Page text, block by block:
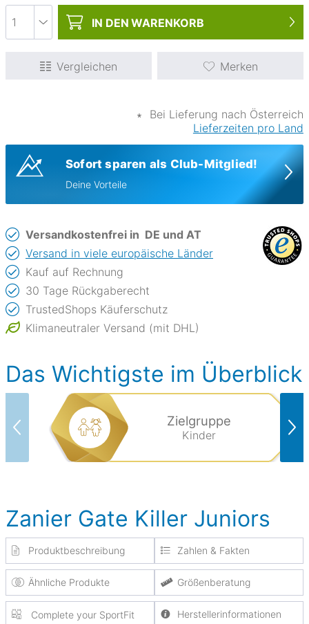
IN DEN WARENKORB
Vergleichen Merken
∗
Bei Lieferung nach Österreich
Lieferzeiten pro Land
Sofort sparen als Club-Mitglied!
Deine Vorteile
Versandkostenfrei in DE und AT
Versand in viele europäische Länder
Kauf auf Rechnung
30 Tage Rückgaberecht
TrustedShops Käuferschutz
Klimaneutraler Versand (mit DHL)
Das Wichtigste im Überblick
Zielgruppe
Kinder
Zanier Gate Killer Juniors
Produktbeschreibung Zahlen & Fakten
Ähnliche Produkte Größenberatung
Complete your SportFit Herstellerinformationen